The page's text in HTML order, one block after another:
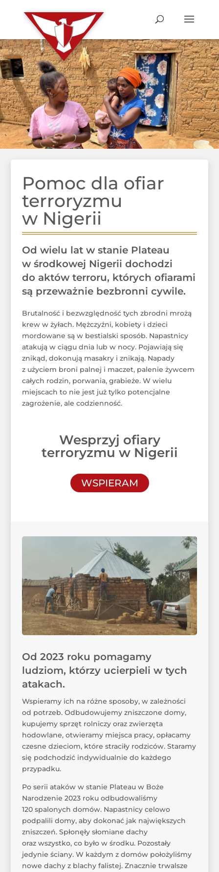
Pomoc dla ofiar
terroryzmu
w Nigerii
Od wielu lat w stanie Plateau
w środkowej Nigerii dochodzi
do aktów terroru, których ofiarami
są przeważnie bezbronni cywile.
Brutalność i bezwzględność tych zbrodni mrożą
krew w żyłach. Mężczyźni, kobiety i dzieci
mordowane są w bestialski sposób. Napastnicy
atakują w ciągu dnia lub w nocy. Pojawiają się
znikąd, dokonują masakry i znikają. Napady
z użyciem broni palnej i maczet, palenie żywcem
całych rodzin, porwania, grabieże. W wielu
miejscach to nie jest już tylko potencjalne
zagrożenie, ale codzienność.
Wesprzyj ofiary
terroryzmu w Nigerii
WSPIERAM
Od 2023 roku pomagamy
ludziom, którzy ucierpieli w tych
atakach.
Wspieramy ich na różne sposoby, w zależności
od potrzeb. Odbudowujemy zniszczone domy,
kupujemy sprzęt rolniczy oraz zwierzęta
hodowlane, otwieramy miejsca pracy, opłacamy
czesne dzieciom, które straciły rodziców. Staramy
się podchodzić indywidualnie do każdego
przypadku.
Po serii ataków w stanie Plateau w Boże
Narodzenie 2023 roku odbudowaliśmy
120 spalonych domów. Napastnicy celowo
podpalili domy, aby dokonać jak największych
zniszczeń. Spłonęły słomiane dachy
oraz wszystko, co było w środku. Pozostały
jedynie ściany. W każdym z domów położyliśmy
nowe dachy z blachy falistej. Znacznie trwalsze